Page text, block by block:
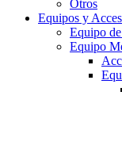
Otros
Equipos y
Equipo
Equipo